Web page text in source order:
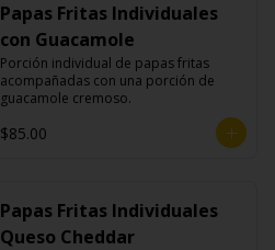
Papas Fritas Individuales
con Guacamole
Porción individual de papas fritas
acompañadas con una porción de
guacamole cremoso.
$85.00
Papas Fritas Individuales
Queso Cheddar